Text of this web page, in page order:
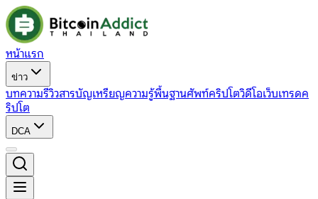
หน้าแรก
ข่าว
บทความรีวิวสารบัญเหรียญความรู้พื้นฐานศัพท์คริปโตวิดีโอเว็บเทรดค
ริปโต
DCA